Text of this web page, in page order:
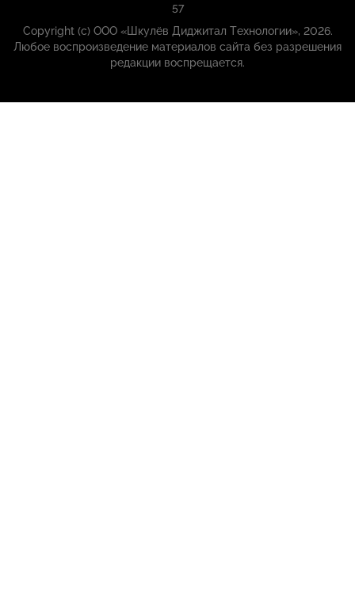
57
Copyright (с) ООО «Шкулёв Диджитал Технологии», 2026.
Любое воспроизведение материалов сайта без разрешения
редакции воспрещается.